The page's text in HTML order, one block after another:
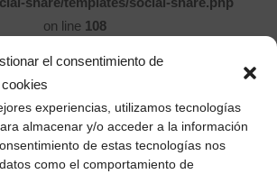
el consentimiento de
experiencias, utilizamos tecnologías
almacenar y/o acceder a la información
de estas tecnologías nos
como el comportamiento de
on line 108
Compartir